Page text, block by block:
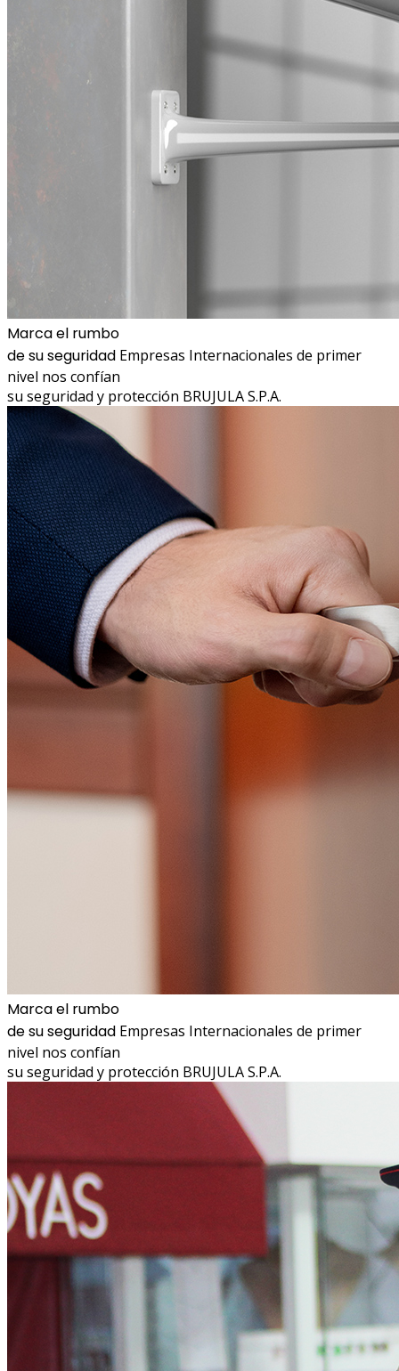
Marca el rumbo
de su seguridad Empresas Internacionales de primer
nivel nos confían
su seguridad y protección BRUJULA S.P.A.
Marca el rumbo
de su seguridad Empresas Internacionales de primer
nivel nos confían
su seguridad y protección BRUJULA S.P.A.